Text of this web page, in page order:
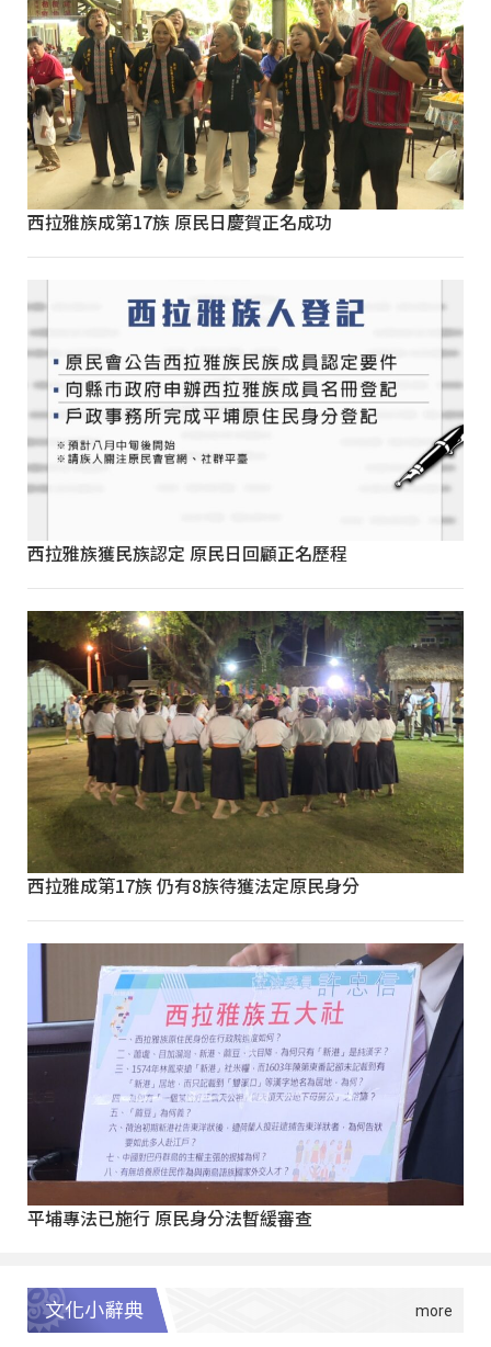
西拉雅族成第17族 原民日慶賀正名成功
西拉雅族獲民族認定 原民日回顧正名歷程
西拉雅成第17族 仍有8族待獲法定原民身分
平埔專法已施行 原民身分法暫緩審查
文化小辭典